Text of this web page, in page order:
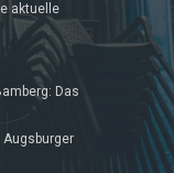
aktuelle
Das